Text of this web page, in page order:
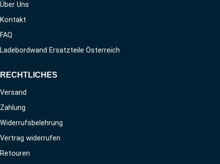
Über Uns
Kontakt
FAQ
Ladebordwand Ersatzteile Österreich
RECHTLICHES
Versand
Zahlung
Widerrufsbelehrung
Vertrag widerrufen
Retouren